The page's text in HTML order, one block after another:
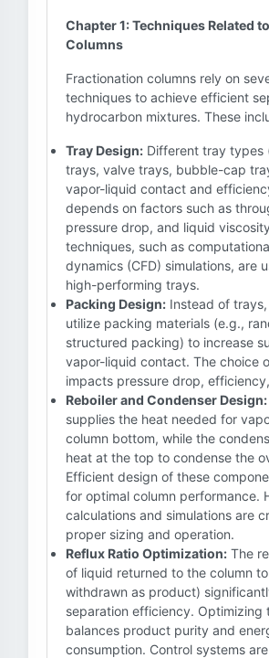
Chapter 1: Techniques Related
Columns
Fractionation columns rely on
techniques to achieve efficient
hydrocarbon mixtures. These
Tray Design: Different tray types
trays, valve trays, bubble-cap
vapor-liquid contact and
depends on factors such as
pressure drop, and liquid
techniques, such as
dynamics (CFD) simulations, are
high-performing trays.
Packing Design: Instead of
utilize packing materials (e.g.,
structured packing) to increase
vapor-liquid contact. The choice
impacts pressure drop,
Reboiler and Condenser Design:
supplies the heat needed for
column bottom, while the
heat at the top to condense the
Efficient design of these
for optimal column performance.
calculations and simulations are
proper sizing and operation.
Reflux Ratio Optimization: The
of liquid returned to the column
withdrawn as product)
separation efficiency. Optimizing
balances product purity and
consumption. Control systems